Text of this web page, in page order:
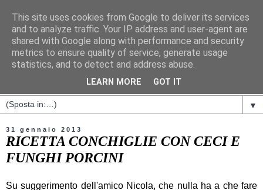
▼
31 gennaio 2013
RICETTA CONCHIGLIE CON CECI E
FUNGHI PORCINI
Su suggerimento dell'amico Nicola, che nulla ha a che fare
This site uses cookies from Google to deliver its services
and to analyze traffic. Your IP address and user-agent are
shared with Google along with performance and security
metrics to ensure quality of service, generate usage
statistics, and to detect and address abuse.
LEARN MORE GOT IT